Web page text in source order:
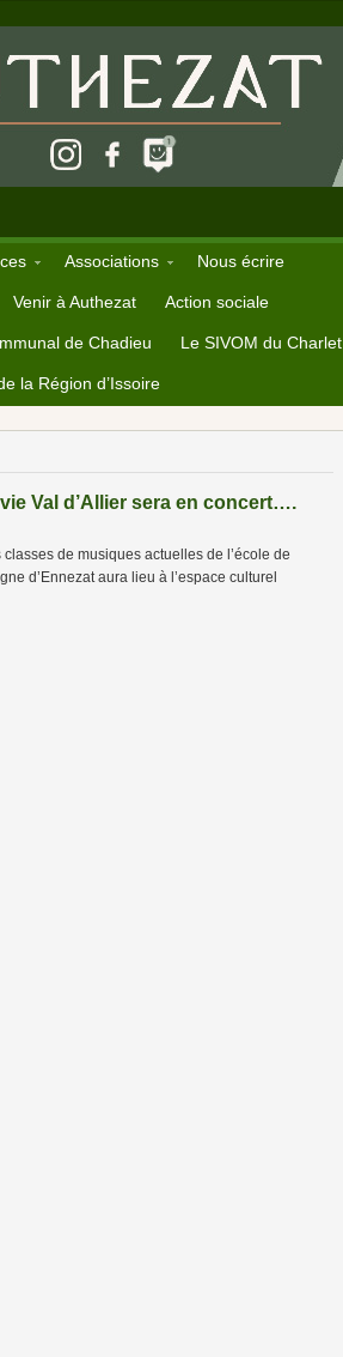
Associations Nous écrire
Venir à Authezat Action sociale
de Chadieu Le SIVOM du Charlet
la Région d’Issoire
Val d’Allier sera en concert….
de musiques actuelles de l’école de
d’Ennezat aura lieu à l’espace culturel